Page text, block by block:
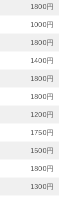
1800円
1000円
1800円
1400円
1800円
1800円
1200円
1750円
1500円
1800円
1300円